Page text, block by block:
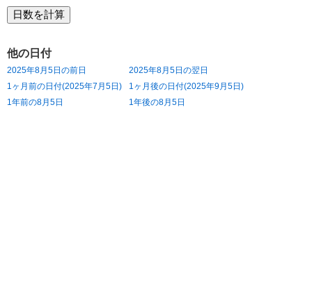
他の日付
2025年8月5日の前日
2025年8月5日の翌日
1ヶ月前の日付(2025年7月5日)
1ヶ月後の日付(2025年9月5日)
1年前の8月5日
1年後の8月5日